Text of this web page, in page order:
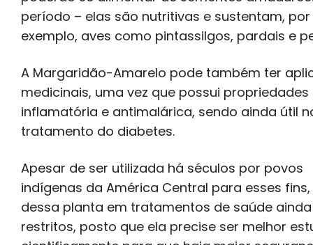
período – elas são nutritivas e sustentam, por
exemplo, aves como pintassilgos, pardais e
A Margaridão-Amarelo pode também ter
medicinais, uma vez que possui
inflamatória e antimalárica, sendo ainda útil
tratamento do diabetes.
Apesar de ser utilizada há séculos por povos
indígenas da América Central para esses
dessa planta em tratamentos de saúde
restritos, posto que ela precise ser melhor